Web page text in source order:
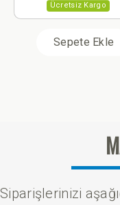
Ücretsiz Kargo
Sepete Ekle
Siparişlerinizi